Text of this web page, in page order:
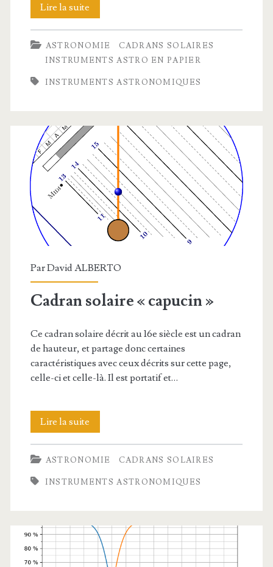
Lire la suite
cadran
solaire
ASTRONOMIE
CADRANS SOLAIRES
INSTRUMENTS ASTRO EN PAPIER
INSTRUMENTS ASTRONOMIQUES
ParDavid ALBERTO
Cadran solaire « capucin »
Ce cadran solaire décrit au 16e siècle est un cadran
de hauteur, et partage donc certaines
caractéristiques avec ceux décrits sur cette page,
celle-ci et celle-là. Il est portatif et…
Lire la suite
solaire
« capucin »
ASTRONOMIE CADRANS SOLAIRES
INSTRUMENTS ASTRONOMIQUES